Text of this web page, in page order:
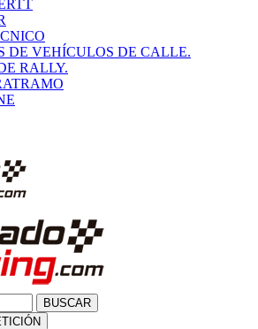
DE VEHÍCULOS DE CALLE.
RALLY.
BUSCAR